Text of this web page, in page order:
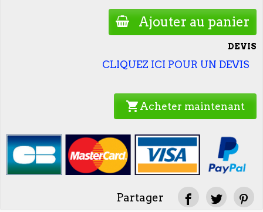
Ajouter au panier
DEVIS
CLIQUEZ ICI POUR UN DEVIS
shopping_cart Acheter maintenant
Partager